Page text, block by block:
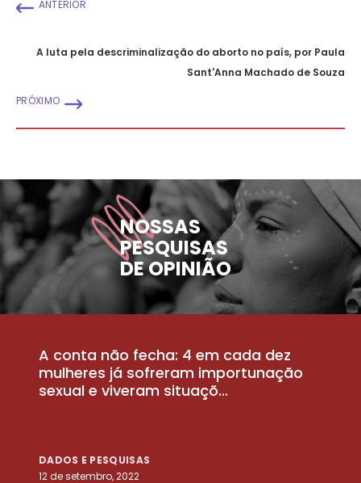
ANTERIOR
A luta pela descriminalização do aborto no país, por Paula
Sant'Anna Machado de Souza
PRÓXIMO
NOSSAS
PESQUISAS
DE OPINIÃO
A conta não fecha: 4 em cada dez
mulheres já sofreram importunação
sexual e viveram situaçõ...
DADOS E PESQUISAS
12 de setembro, 2022